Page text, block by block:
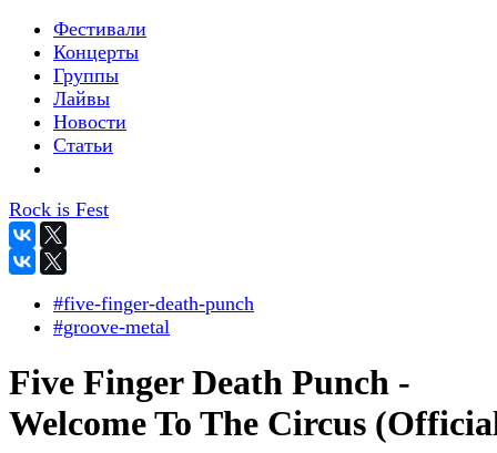
Фестивали
Концерты
Группы
Лайвы
Новости
Статьи
Rock is Fest
#five-finger-death-punch
#groove-metal
Five Finger Death Punch -
Welcome To The Circus